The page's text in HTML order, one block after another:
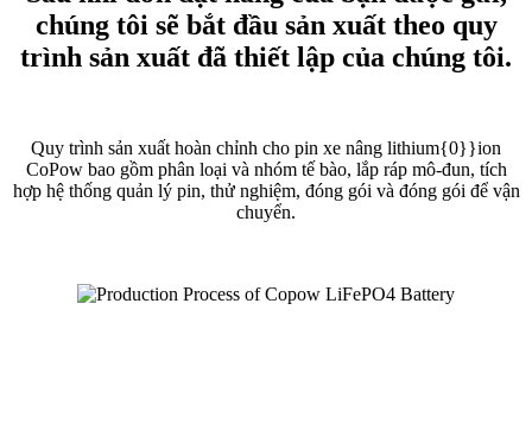
chúng tôi sẽ bắt đầu sản xuất theo quy
trình sản xuất đã thiết lập của chúng tôi.
Quy trình sản xuất hoàn chỉnh cho pin xe nâng lithium{0}}ion
CoPow bao gồm phân loại và nhóm tế bào, lắp ráp mô-đun, tích
hợp hệ thống quản lý pin, thử nghiệm, đóng gói và đóng gói để vận
chuyển.